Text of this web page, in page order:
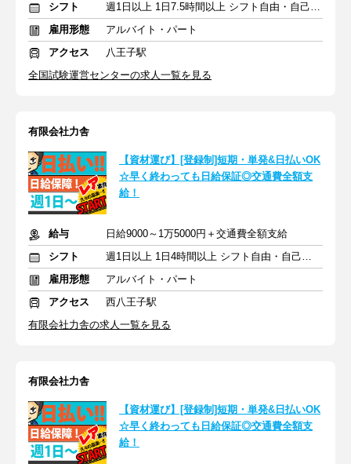
シフト
週1日以上 1日7.5時間以上 シフト自由・自己申告
雇用形態
アルバイト・パート
アクセス
八王子駅
全国試験運営センターの求人一覧を見る
有限会社力舎
【資材運び】[登録制]短期・単発&日払いOK
☆早く終わっても日給保証◎交通費全額支
給！
給与
日給9000～1万5000円＋交通費全額支給
シフト
週1日以上 1日4時間以上 シフト自由・自己申告
雇用形態
アルバイト・パート
アクセス
西八王子駅
有限会社力舎の求人一覧を見る
有限会社力舎
【資材運び】[登録制]短期・単発&日払いOK
☆早く終わっても日給保証◎交通費全額支
給！